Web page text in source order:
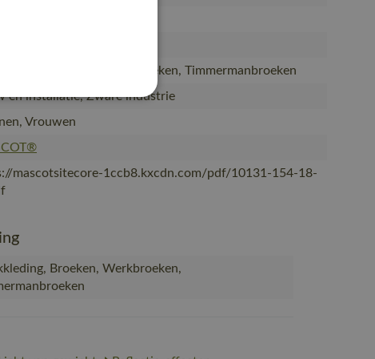
met spijkerzakken
Broeken, Werkbroeken, Timmermanbroeken
en installatie, Zware industrie
Vrouwen
mascotsitecore-1ccb8.kxcdn.com/pdf/10131-154-18-
Broeken, Werkbroeken,